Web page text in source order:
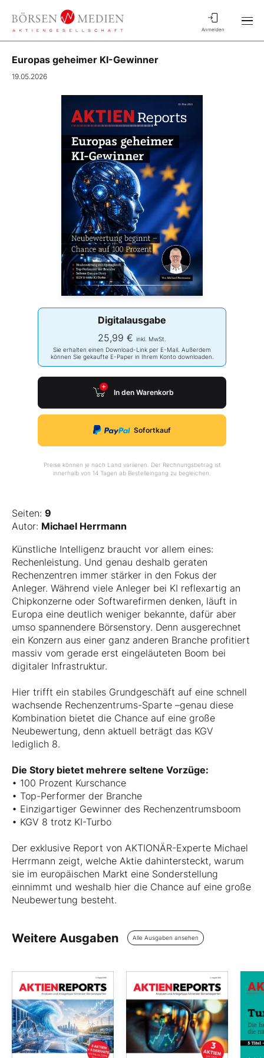
Anmelden
Europas geheimer KI-Gewinner
19.05.2026
Digitalausgabe
25,99 € inkl. MwSt.
Sie erhalten einen Download-Link per E-Mail. Außerdem
können Sie gekaufte E-Paper in Ihrem Konto downloaden.
In den Warenkorb
Sofortkauf
Preise können je nach Land variieren. Der Rechnungsbetrag ist
innerhalb von 14 Tagen ab Bestelleingang zu begleichen.
Seiten: 9
Autor: Michael Herrmann
Künstliche Intelligenz braucht vor allem eines:
Rechenleistung. Und genau deshalb geraten
Rechenzentren immer stärker in den Fokus der
Anleger. Während viele Anleger bei KI reflexartig an
Chipkonzerne oder Softwarefirmen denken, läuft in
Europa eine deutlich weniger bekannte, dafür aber
umso spannendere Börsenstory. Denn ausgerechnet
ein Konzern aus einer ganz anderen Branche profitiert
massiv vom gerade erst eingeläuteten Boom bei
digitaler Infrastruktur.
Hier trifft ein stabiles Grundgeschäft auf eine schnell
wachsende Rechenzentrums-Sparte –genau diese
Kombination bietet die Chance auf eine große
Neubewertung, denn aktuell beträgt das KGV
lediglich 8.
Die Story bietet mehrere seltene Vorzüge:
• 100 Prozent Kurschance
• Top-Performer der Branche
• Einzigartiger Gewinner des Rechenzentrumsboom
• KGV 8 trotz KI-Turbo
Der exklusive Report von AKTIONÄR-Experte Michael
Herrmann zeigt, welche Aktie dahintersteckt, warum
sie im europäischen Markt eine Sonderstellung
einnimmt und weshalb hier die Chance auf eine große
Neubewertung besteht.
Weitere Ausgaben Alle Ausgaben ansehen